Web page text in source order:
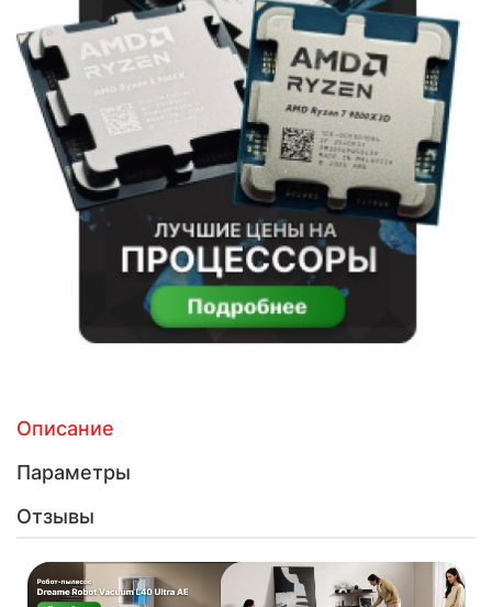
Описание
Параметры
Отзывы